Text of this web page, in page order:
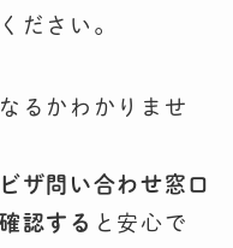
ください。
るかわかりませ
ザ問い合わせ窓口
認する と安心で